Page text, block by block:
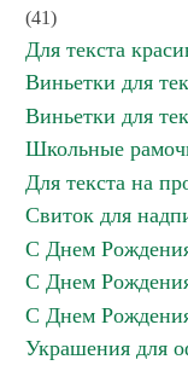
(41)
Для текста
Виньетки для
Виньетки для
Школьные
Для текста на
Свиток для
С Днем
С Днем
С Днем
Украшения для